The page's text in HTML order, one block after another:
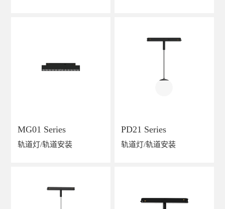
MG01 Series
轨道灯/轨道安装
PD21 Series
轨道灯/轨道安装